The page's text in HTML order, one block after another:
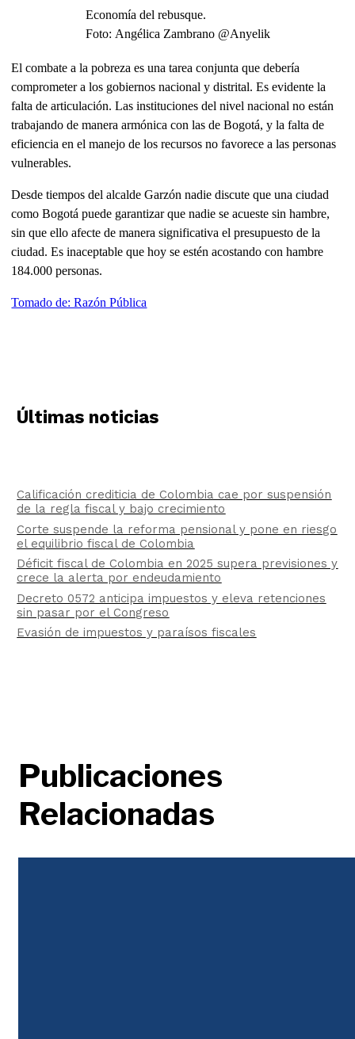
Economía del rebusque.
Foto: Angélica Zambrano @Anyelik
El combate a la pobreza es una tarea conjunta que debería
comprometer a los gobiernos nacional y distrital. Es evidente la
falta de articulación. Las instituciones del nivel nacional no están
trabajando de manera armónica con las de Bogotá, y la falta de
eficiencia en el manejo de los recursos no favorece a las personas
vulnerables.
Desde tiempos del alcalde Garzón nadie discute que una ciudad
como Bogotá puede garantizar que nadie se acueste sin hambre,
sin que ello afecte de manera significativa el presupuesto de la
ciudad. Es inaceptable que hoy se estén acostando con hambre
184.000 personas.
Tomado de: Razón Pública
Últimas noticias
Calificación crediticia de Colombia cae por suspensión
de la regla fiscal y bajo crecimiento
Corte suspende la reforma pensional y pone en riesgo
el equilibrio fiscal de Colombia
Déficit fiscal de Colombia en 2025 supera previsiones y
crece la alerta por endeudamiento
Decreto 0572 anticipa impuestos y eleva retenciones
sin pasar por el Congreso
Evasión de impuestos y paraísos fiscales
Publicaciones
Relacionadas